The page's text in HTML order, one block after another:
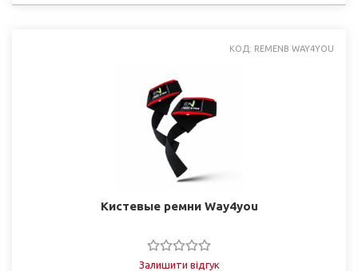
КОД: REMENB WAY4YOU
Кистевые ремни Way4you
Залишити відгук